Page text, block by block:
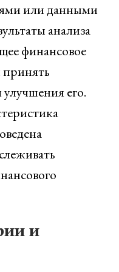
или данными
анализа
финансовое
его.
и